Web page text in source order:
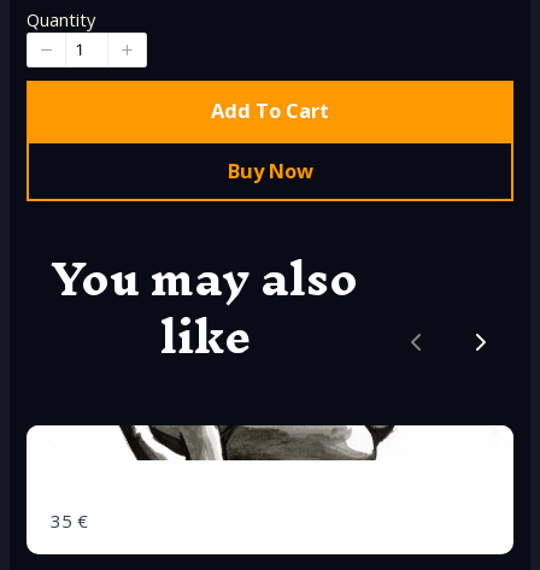
Quantity
Add To Cart
Buy Now
You may also
like PreviousNext
35 €